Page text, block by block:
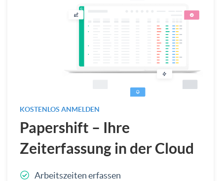
KOSTENLOS ANMELDEN
Papershift – Ihre
Zeiterfassung in der Cloud
Arbeitszeiten erfassen